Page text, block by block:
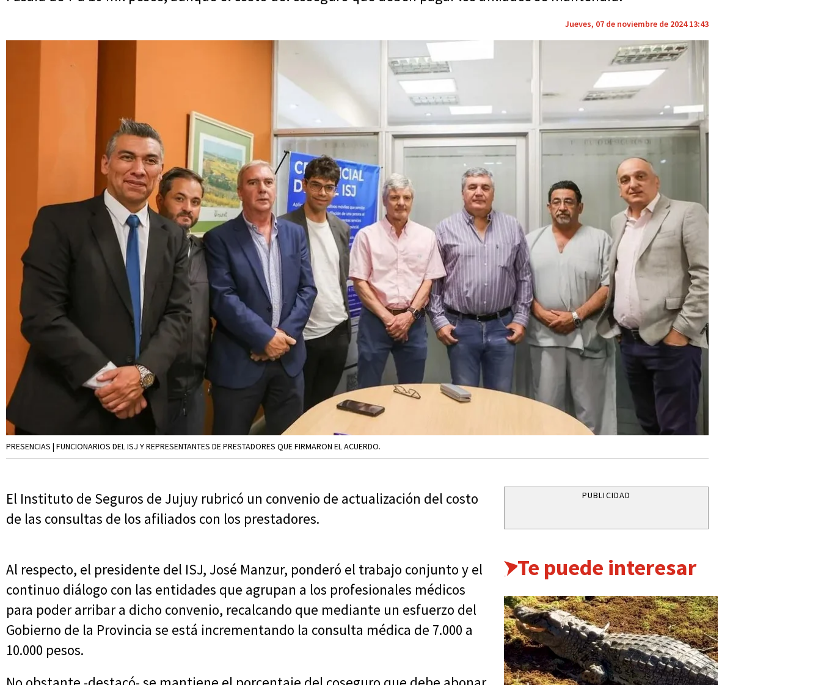
Jueves, 07 de noviembre de 2024 13:43
PRESENCIAS | FUNCIONARIOS DEL ISJ Y REPRESENTANTES DE PRESTADORES QUE FIRMARON EL ACUERDO.
El Instituto de Seguros de Jujuy rubricó un convenio de actualización del costo
de las consultas de los afiliados con los prestadores.
Al respecto, el presidente del ISJ, José Manzur, ponderó el trabajo conjunto y el
continuo diálogo con las entidades que agrupan a los profesionales médicos
para poder arribar a dicho convenio, recalcando que mediante un esfuerzo del
Gobierno de la Provincia se está incrementando la consulta médica de 7.000 a
10.000 pesos.
PUBLICIDAD
Te puede interesar